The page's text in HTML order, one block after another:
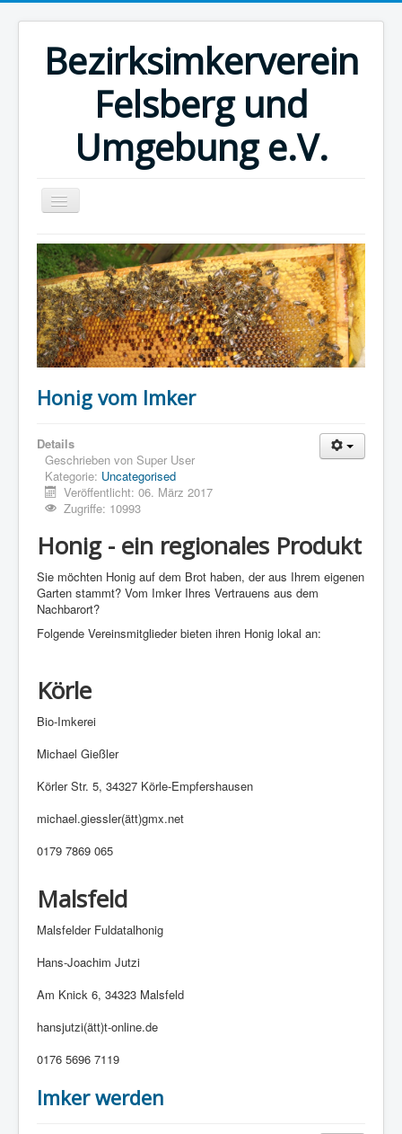
Bezirksimkerverein
Felsberg und
Umgebung e.V.
Home
Kalender
Museum
Honig vom Imker
Links
Impressum
Honig vom Imker
Details
Geschrieben von Super User
Kategorie: Uncategorised
Veröffentlicht: 06. März 2017
Zugriffe: 10993
Honig - ein regionales Produkt
Sie möchten Honig auf dem Brot haben, der aus Ihrem eigenen
Garten stammt? Vom Imker Ihres Vertrauens aus dem
Nachbarort?
Folgende Vereinsmitglieder bieten ihren Honig lokal an:
Körle
Bio-Imkerei
Michael Gießler
Körler Str. 5, 34327 Körle-Empfershausen
michael.giessler(ätt)gmx.net
0179 7869 065
Malsfeld
Malsfelder Fuldatalhonig
Hans-Joachim Jutzi
Am Knick 6, 34323 Malsfeld
hansjutzi(ätt)t-online.de
0176 5696 7119
Imker werden